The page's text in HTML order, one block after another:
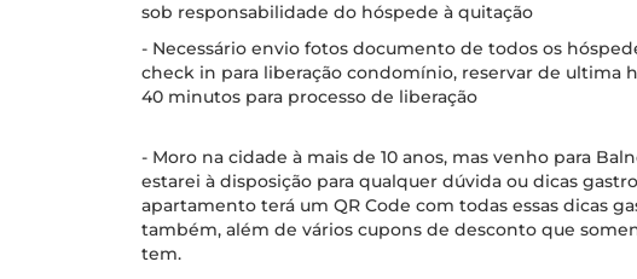
sob responsabilidade do hóspede à quitação
- Necessário envio fotos documento de todos os
check in para liberação condomínio, reservar de ultima
40 minutos para processo de liberação
- Moro na cidade à mais de 10 anos, mas venho para
estarei à disposição para qualquer dúvida ou dicas
apartamento terá um QR Code com todas essas dicas
também, além de vários cupons de desconto que
tem.